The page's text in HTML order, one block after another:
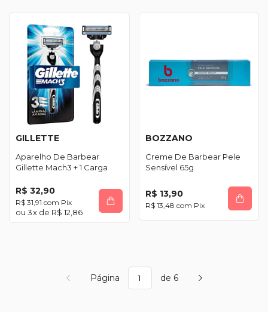
GILLETTE
Aparelho De Barbear
Gillette Mach3 + 1 Carga
R$ 32,90
R$ 31,91 com Pix
3x de R$ 12,86
BOZZANO
Creme De Barbear Pele
Sensível 65g
R$ 13,90
R$ 13,48 com Pix
Página de 6